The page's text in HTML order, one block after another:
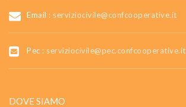
Email : serviziocivile@confcooperative.it
Pec : serviziocivile@pec.confcooperative.it
DOVE SIAMO